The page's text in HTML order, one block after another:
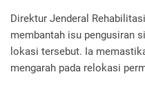
Direktur Jenderal
membantah isu pengusiran
lokasi tersebut. Ia
mengarah pada relokasi